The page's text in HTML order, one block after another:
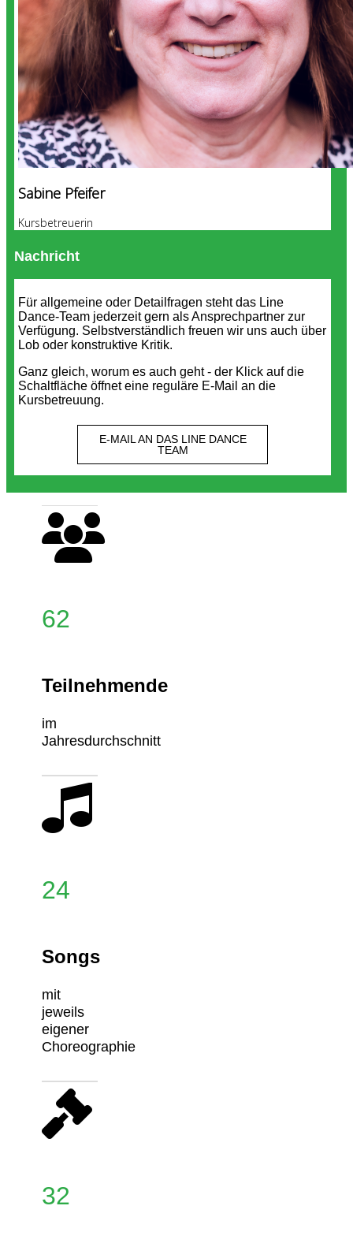
Sabine Pfeifer
Kursbetreuerin
Nachricht
Für allgemeine oder Detailfragen steht das Line
Dance-Team jederzeit gern als Ansprechpartner zur
Verfügung. Selbstverständlich freuen wir uns auch über
Lob oder konstruktive Kritik.
Ganz gleich, worum es auch geht - der Klick auf die
Schaltfläche öffnet eine reguläre E-Mail an die
Kursbetreuung.
E-MAIL AN DAS LINE DANCE
TEAM
62
Teilnehmende
im
Jahresdurchschnitt
24
Songs
mit
jeweils
eigener
Choreographie
32